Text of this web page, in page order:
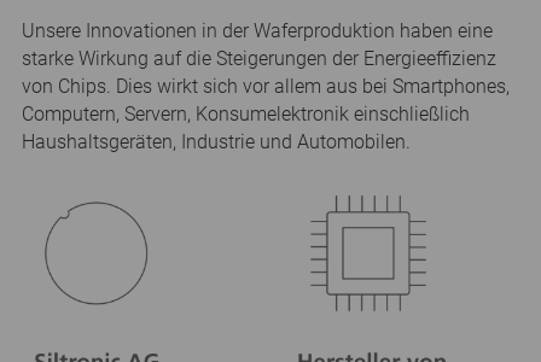
Unsere Innovationen in der Waferproduktion haben eine
starke Wirkung auf die Steigerungen der Energieeffizienz
von Chips. Dies wirkt sich vor allem aus bei Smartphones,
Computern, Servern, Konsumelektronik einschließlich
Haushaltsgeräten, Industrie und Automobilen.